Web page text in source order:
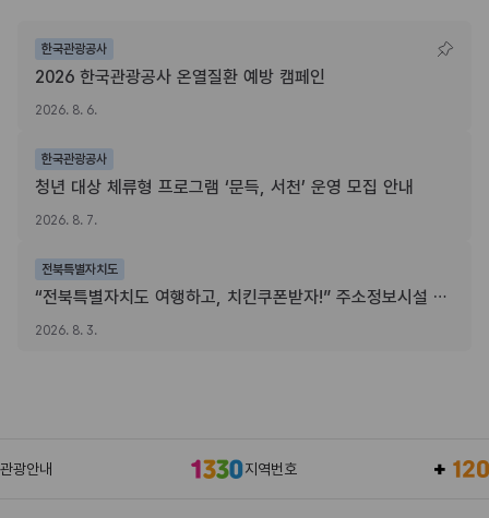
한국관광공사
2026 한국관광공사 온열질환 예방 캠페인
2026. 8. 6.
한국관광공사
청년 대상 체류형 프로그램 ‘문득, 서천’ 운영 모집 안내
2026. 8. 7.
전북특별자치도
“전북특별자치도 여행하고, 치킨쿠폰받자!” 주소정보시설 SNS 인증이벤트
2026. 8. 3.
관광안내 지역번호